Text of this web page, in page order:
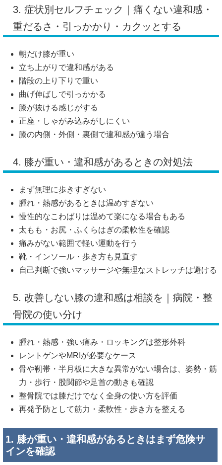
3. 症状別セルフチェック｜痛くない違和感・
重だるさ・引っかかり・カクッとする
朝だけ膝が重い
立ち上がりで違和感がある
階段の上り下りで重い
曲げ伸ばしで引っかかる
膝が抜ける感じがする
正座・しゃがみ込みがしにくい
膝の内側・外側・裏側で違和感が違う場合
4. 膝が重い・違和感があるときの対処法
まず無理に歩きすぎない
腫れ・熱感があるときは温めすぎない
慢性的なこわばりは温めて楽になる場合もある
太もも・お尻・ふくらはぎの柔軟性を確認
痛みがない範囲で軽い運動を行う
靴・インソール・歩き方も見直す
自己判断で強いマッサージや無理なストレッチは避ける
5. 改善しない膝の違和感は相談を｜病院・整
骨院の使い分け
腫れ・熱感・強い痛み・ロッキングは整形外科
レントゲンやMRIが必要なケース
骨や靭帯・半月板に大きな異常がない場合は、姿勢・筋
力・歩行・股関節や足首の動きも確認
整骨院では膝だけでなく全身の使い方を評価
再発予防として筋力・柔軟性・歩き方を整える
1. 膝が重い・違和感があるときはまず危険サ
インを確認